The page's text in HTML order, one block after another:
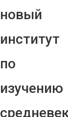
новый
институт
по
изучению